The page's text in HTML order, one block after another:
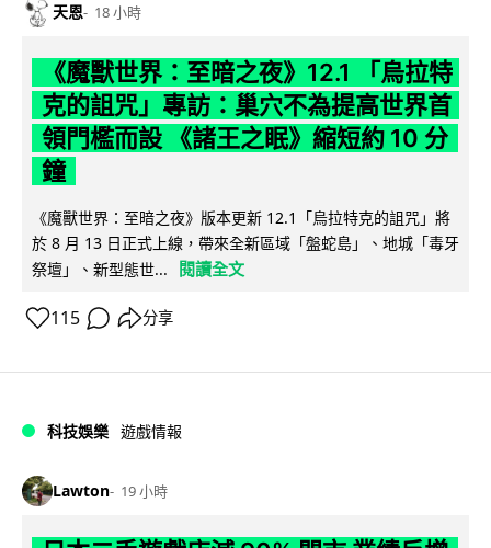
天恩 18 小時
《魔獸世界：至暗之夜》12.1 「烏拉特
克的詛咒」專訪：巢穴不為提高世界首
領門檻而設 《諸王之眠》縮短約 10 分
鐘
《魔獸世界：至暗之夜》版本更新 12.1「烏拉特克的詛咒」將
於 8 月 13 日正式上線，帶來全新區域「盤蛇島」、地城「毒牙
祭壇」、新型態世...
閱讀全文
115 分享
科技娛樂 遊戲情報
Lawton 19 小時